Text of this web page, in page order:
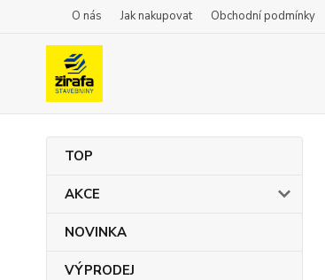
O nás Jak nakupovat Obchodní podmínky
TOP
AKCE
NOVINKA
VÝPRODEJ